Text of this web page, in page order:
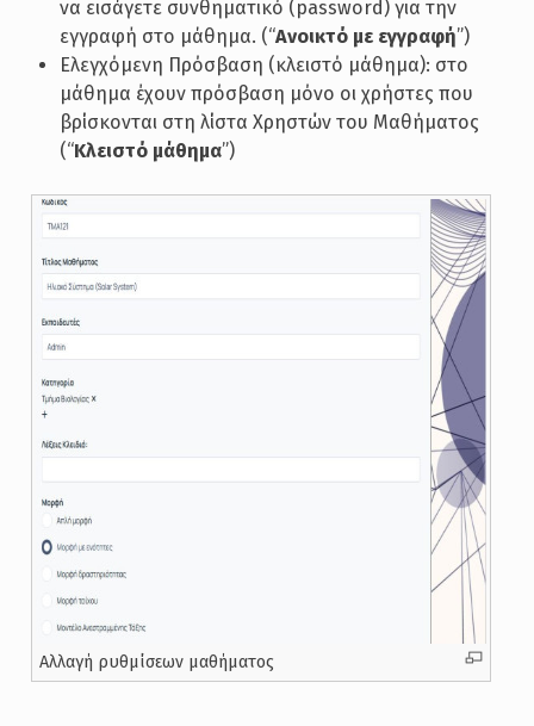
να εισάγετε συνθηματικό (password) για την
εγγραφή στο μάθημα. (“Ανοικτό με εγγραφή”)
Ελεγχόμενη Πρόσβαση (κλειστό μάθημα): στο
μάθημα έχουν πρόσβαση μόνο οι χρήστες που
βρίσκονται στη λίστα Χρηστών του Μαθήματος
(“Κλειστό μάθημα”)
Αλλαγή ρυθμίσεων μαθήματος